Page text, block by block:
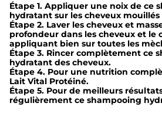
i
n
g
B
a
i
Étape 1. Appliquer une noix de ce
hydratant sur les cheveux
Étape 2. Laver les cheveux et
profondeur dans les cheveux et le
appliquant bien sur toutes les
Étape 3. Rincer complètement ce
hydratant des cheveux.
Étape 4. Pour une nutrition
Lait Vital Protéiné.
Étape 5. Pour de meilleurs
régulièrement ce shampooing